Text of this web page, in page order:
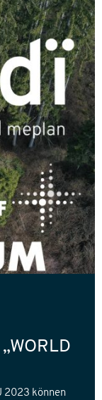
2023 können